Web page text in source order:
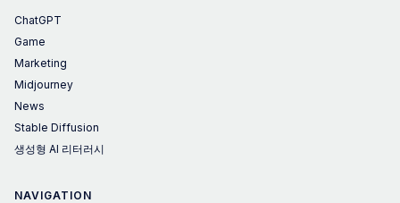
ChatGPT
Game
Marketing
Midjourney
News
Stable Diffusion
생성형 AI 리터러시
NAVIGATION